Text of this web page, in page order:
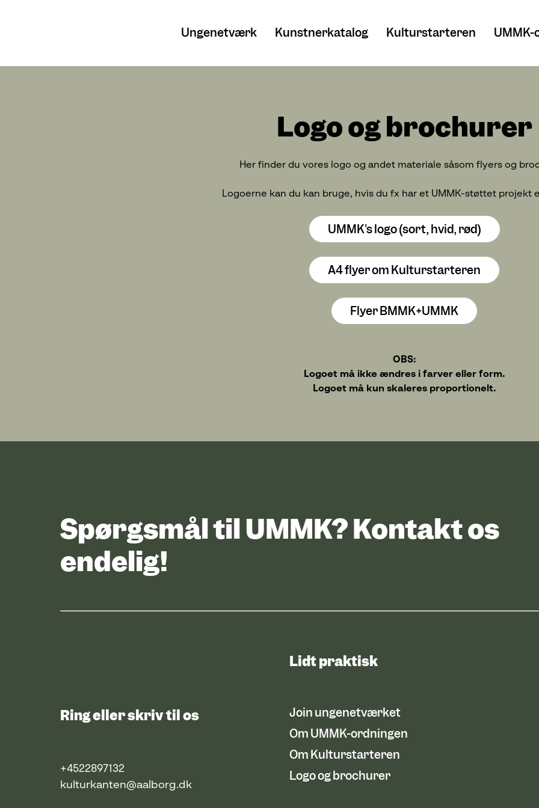
Ungenetværk Kunstnerkatalog Kulturstarteren
Logo og brochurer
Her finder du vores logo og andet materiale såsom flyers og
Logoerne kan du kan bruge, hvis du fx har et UMMK-støttet projekt
UMMK's logo (sort, hvid, rød)
A4 flyer om Kulturstarteren
Flyer BMMK+UMMK
OBS:
Logoet må ikke ændres i farver eller form.
Logoet må kun skaleres proportionelt.
Spørgsmål til UMMK? Kontakt os
endelig!
Ring eller skriv til os
+4522897132
kulturkanten@aalborg.dk
Lidt praktisk
Join ungenetværket
Om UMMK-ordningen
Om Kulturstarteren
Logo og brochurer